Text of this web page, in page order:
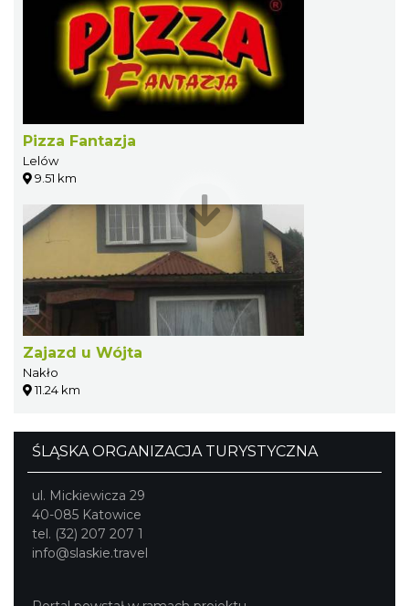
Pizza Fantazja
Lelów
9.51 km
Zajazd u Wójta
Nakło
11.24 km
ŚLĄSKA ORGANIZACJA TURYSTYCZNA
ul. Mickiewicza 29
40-085 Katowice
tel. (32) 207 207 1
info@slaskie.travel